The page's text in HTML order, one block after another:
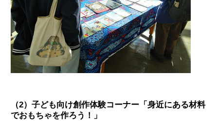
（2）子ども向け創作体験コーナー「身近にある材料
でおもちゃを作ろう！」